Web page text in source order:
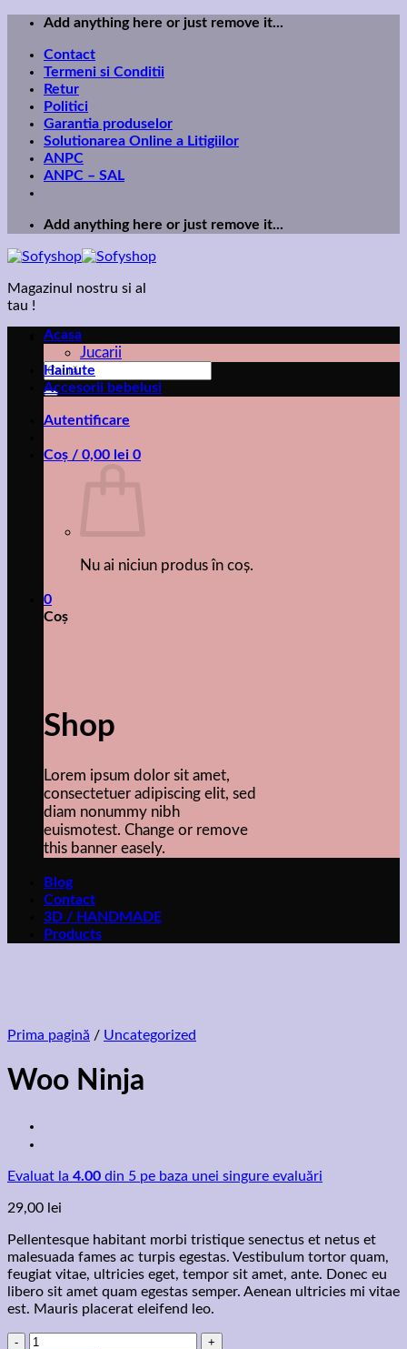
Skip
content
Add anything here or just remove it...
Contact
Termeni si Conditii
Retur
Politici
Garantia produselor
Solutionarea Online a Litigiilor
ANPC
ANPC – SAL
Add anything here or just remove it...
Magazinul nostru si al
tau !
Caută
după:
Autentificare
Coș / 0,00 lei 0
Nu ai niciun produs în coș.
0
Coș
Acasa
Jucarii
Hainute
Accesorii bebelusi
Shop
Lorem ipsum dolor sit amet,
consectetuer adipiscing elit, sed
diam nonummy nibh
euismotest. Change or remove
this banner easely.
Blog
Contact
3D / HANDMADE
Products
Prima pagină / Uncategorized
Woo Ninja
Evaluat la 4.00 din 5 pe baza unei singure evaluări
29,00 lei
Pellentesque habitant morbi tristique senectus et netus et
malesuada fames ac turpis egestas. Vestibulum tortor quam,
feugiat vitae, ultricies eget, tempor sit amet, ante. Donec eu
libero sit amet quam egestas semper. Aenean ultricies mi vitae
est. Mauris placerat eleifend leo.
Cantitate